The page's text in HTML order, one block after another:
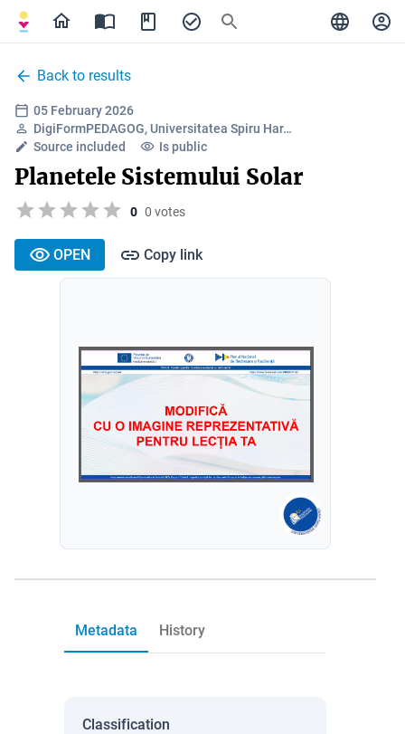
Back to results
05 February 2026
DigiFormPEDAGOG, Universitatea Spiru Har…
Source included
Is public
Planetele Sistemului Solar
0 0 votes
OPEN Copy link
Metadata History
Classification